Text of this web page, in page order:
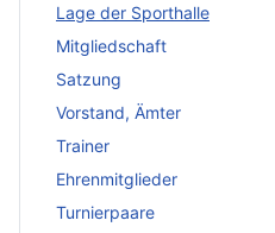
Lage der Sporthalle
Mitgliedschaft
Satzung
Vorstand, Ämter
Trainer
Ehrenmitglieder
Turnierpaare